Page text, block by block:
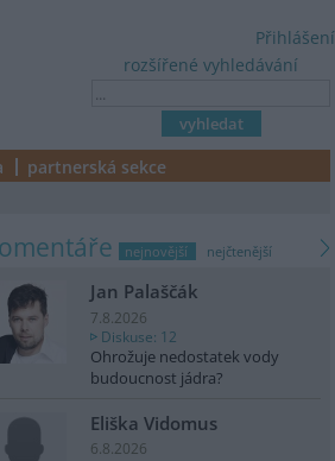
rozšířené vyhledávání
Přihlášení
partnerská sekce
nejnovější nejčtenější
Jan Palaščák
7.8.2026
Diskuse: 12
Ohrožuje nedostatek vody
budoucnost jádra?
Eliška Vidomus
6.8.2026